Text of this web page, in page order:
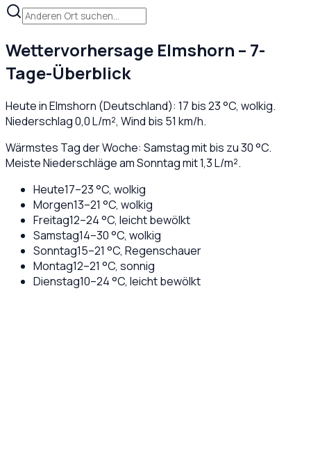
Wettervorhersage Elmshorn – 7-
Tage-Überblick
Heute inElmshorn (Deutschland): 17 bis23°C, wolkig.
Niederschlag0,0L/m², Wind bis 51 km/h.
Wärmstes Tag der Woche: Samstag mit bis zu 30 °C.
Meiste Niederschläge am Sonntag mit 1,3 L/m².
Heute17–23°C, wolkig
Morgen13–21 °C, wolkig
Freitag12–24°C, leicht bewölkt
Samstag14–30°C, wolkig
Sonntag15–21 °C, Regenschauer
Montag12–21 °C, sonnig
Dienstag10–24°C, leicht bewölkt